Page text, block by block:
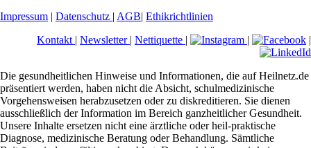
Impressum
Datenschutz AGB Ethikrichtlinien
Kontakt Newsletter Nettiquette
Die gesundheitlichen Hinweise und Informationen, die auf Heilnetz.de
präsentiert werden, haben nicht die Absicht, schulmedizinische
Vorgehensweisen herabzusetzen oder zu diskreditieren. Sie dienen
ausschließlich der Information im Bereich ganzheitlicher Gesundheit.
Unsere Inhalte ersetzen nicht eine ärztliche oder heil-praktische
Diagnose, medizinische Beratung oder Behandlung. Sämtliche